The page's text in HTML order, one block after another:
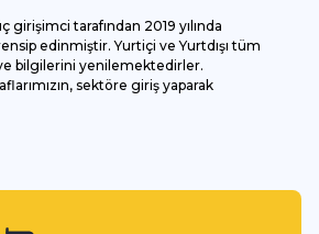
tarafından 2019 yılında
edinmiştir. Yurtiçi ve Yurtdışı tüm
bilgilerini yenilemektedirler.
sektöre giriş yaparak